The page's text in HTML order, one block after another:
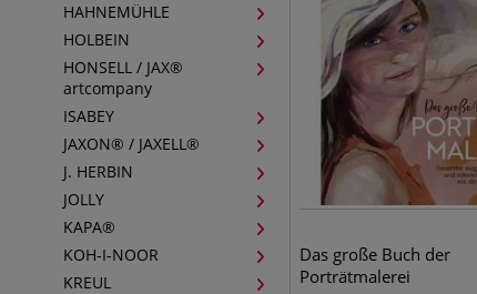
HAHNEMÜHLE
HOLBEIN
HONSELL / JAX®
artcompany
ISABEY
JAXON® / JAXELL®
J. HERBIN
JOLLY
KAPA®
KOH-I-NOOR
KREUL
Das große Buch der
Porträtmalerei